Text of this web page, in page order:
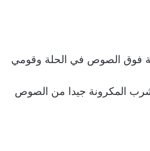
فوق الصوص في الحلة وقومي
المكرونة جيدا من الصوص